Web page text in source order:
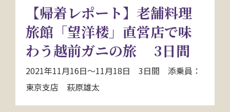
電話にてお問い合わせ
【帰着レポート】老舗料理
旅館「望洋楼」直営店で味
わう越前ガニの旅 3日間
2021年11月16日～11月18日 3日間 添乗員：
東京支店 萩原雄太